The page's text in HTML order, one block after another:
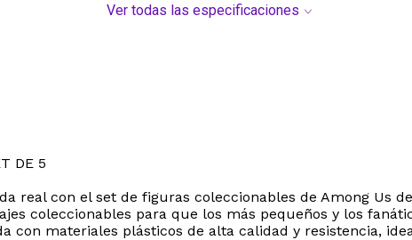
Ver todas las especificaciones
DE 5
real con el set de figuras coleccionables de Among Us
coleccionables para que los más pequeños y los
con materiales plásticos de alta calidad y resistencia,